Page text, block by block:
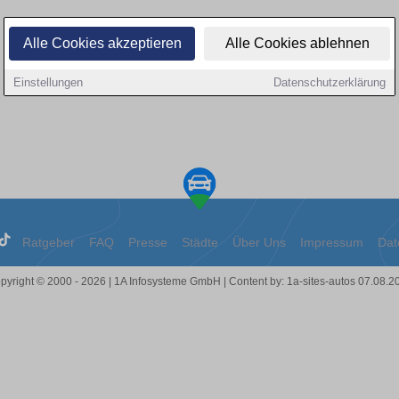
Alle Cookies akzeptieren Alle Cookies ablehnen
Einstellungen Datenschutzerklärung
Ratgeber FAQ Presse Städte Über Uns Impressum
© 2000 - 2026 | 1A Infosysteme GmbH | Content by: 1a-sites-autos